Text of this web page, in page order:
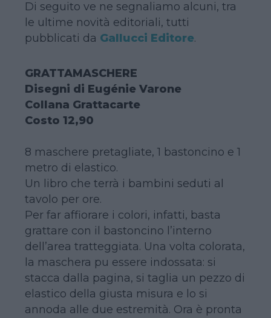
Di seguito ve ne segnaliamo alcuni, tra
le ultime novità editoriali, tutti
pubblicati da Gallucci Editore.
GRATTAMASCHERE
Disegni di Eugénie Varone
Collana Grattacarte
Costo 12,90
8 maschere pretagliate, 1 bastoncino e 1
metro di elastico.
Un libro che terrà i bambini seduti al
tavolo per ore.
Per far affiorare i colori, infatti, basta
grattare con il bastoncino l’interno
dell’area tratteggiata. Una volta colorata,
la maschera pu essere indossata: si
stacca dalla pagina, si taglia un pezzo di
elastico della giusta misura e lo si
annoda alle due estremità. Ora è pronta